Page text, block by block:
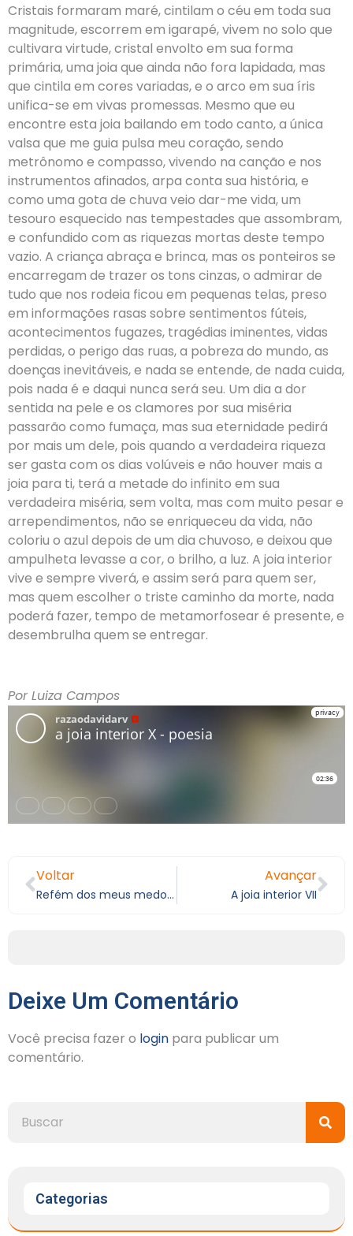
Cristais formaram maré, cintilam o céu em toda sua
magnitude, escorrem em igarapé, vivem no solo que
cultivara virtude, cristal envolto em sua forma
primária, uma joia que ainda não fora lapidada, mas
que cintila em cores variadas, e o arco em sua íris
unifica-se em vivas promessas. Mesmo que eu
encontre esta joia bailando em todo canto, a única
valsa que me guia pulsa meu coração, sendo
metrônomo e compasso, vivendo na canção e nos
instrumentos afinados, arpa conta sua história, e
como uma gota de chuva veio dar-me vida, um
tesouro esquecido nas tempestades que assombram,
e confundido com as riquezas mortas deste tempo
vazio. A criança abraça e brinca, mas os ponteiros se
encarregam de trazer os tons cinzas, o admirar de
tudo que nos rodeia ficou em pequenas telas, preso
em informações rasas sobre sentimentos fúteis,
acontecimentos fugazes, tragédias iminentes, vidas
perdidas, o perigo das ruas, a pobreza do mundo, as
doenças inevitáveis, e nada se entende, de nada cuida,
pois nada é e daqui nunca será seu. Um dia a dor
sentida na pele e os clamores por sua miséria
passarão como fumaça, mas sua eternidade pedirá
por mais um dele, pois quando a verdadeira riqueza
ser gasta com os dias volúveis e não houver mais a
joia para ti, terá a metade do infinito em sua
verdadeira miséria, sem volta, mas com muito pesar e
arrependimentos, não se enriqueceu da vida, não
coloriu o azul depois de um dia chuvoso, e deixou que
ampulheta levasse a cor, o brilho, a luz. A joia interior
vive e sempre viverá, e assim será para quem ser,
mas quem escolher o triste caminho da morte, nada
poderá fazer, tempo de metamorfosear é presente, e
desembrulha quem se entregar.
Por Luiza Campos
Voltar
Refém dos meus medos IX
Avançar
A joia interior VII
Deixe Um Comentário
Você precisa fazer o login para publicar um
comentário.
Categorias